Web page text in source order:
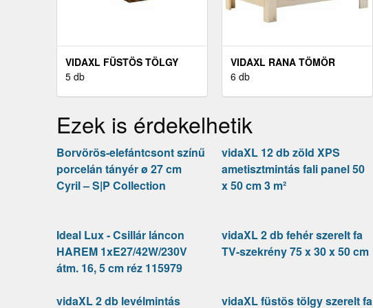
VIDAXL FÜSTÖS TÖLGY
SZÍNŰ SZERELT FA
5 db
VIDAXL RANA TÖMÖR
FENYŐFA TÁROLÓLÁDA
6 db
Ezek is érdekelhetik
Borvörös-elefántcsont színű
porcelán tányér ø 27 cm
Cyril – S|P Collection
vidaXL 12 db zöld XPS
ametisztmintás fali panel 50
x 50 cm 3 m²
Ideal Lux - Csillár láncon
HAREM 1xE27/42W/230V
átm. 16, 5 cm réz 115979
vidaXL 2 db fehér szerelt fa
TV-szekrény 75 x 30 x 50 cm
vidaXL 2 db levélmintás vidaXL füstös tölgy szerelt fa